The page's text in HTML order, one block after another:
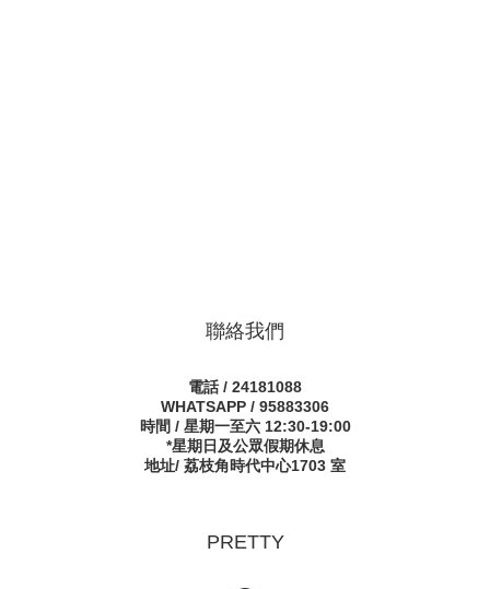
聯絡我們
電話 / 24181088
WHATSAPP / 95883306
時間 / 星期一至六 12:30-19:00
*星期日及公眾假期休息
地址/ 荔枝角時代中心1703 室
PRETTY